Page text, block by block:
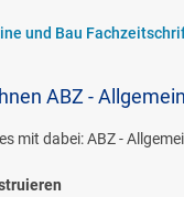
und Bau
ABZ -
mit dabei: ABZ -